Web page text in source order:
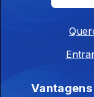
Vantagens